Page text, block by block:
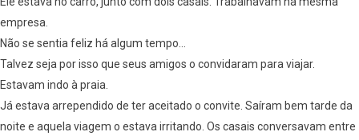
empresa.
Não se sentia feliz há algum tempo…
Talvez seja por isso que seus amigos o convidaram para viajar.
Estavam indo à praia.
Já estava arrependido de ter aceitado o convite. Saíram bem tarde da
noite e aquela viagem o estava irritando. Os casais conversavam entre